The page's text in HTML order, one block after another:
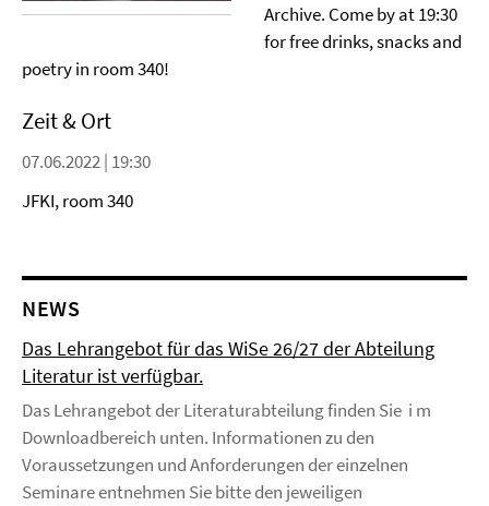
Archive. Come by at 19:30
for free drinks, snacks and
poetry in room 340!
Zeit & Ort
07.06.2022 | 19:30
JFKI, room 340
NEWS
Das Lehrangebot für das WiSe 26/27 der Abteilung
Literatur ist verfügbar.
Das Lehrangebot der Literaturabteilung finden Sie i m
Downloadbereich unten. Informationen zu den
Voraussetzungen und Anforderungen der einzelnen
Seminare entnehmen Sie bitte den jeweiligen